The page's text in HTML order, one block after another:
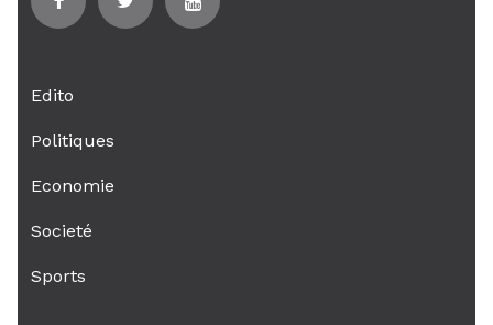
Edito
Politiques
Economie
Societé
Sports